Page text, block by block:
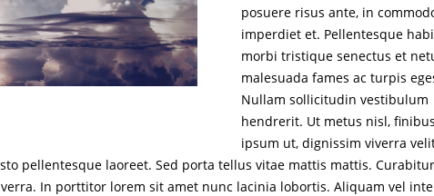
posuere risus ante, in
imperdiet et. Pellentesque
morbi tristique senectus et
malesuada fames ac turpis
Nullam sollicitudin vestibulum
hendrerit. Ut metus nisl,
ipsum ut, dignissim viverra
pellentesque laoreet. Sed porta tellus vitae mattis mattis. Curabitur
In porttitor lorem sit amet nunc lacinia lobortis. Aliquam vel